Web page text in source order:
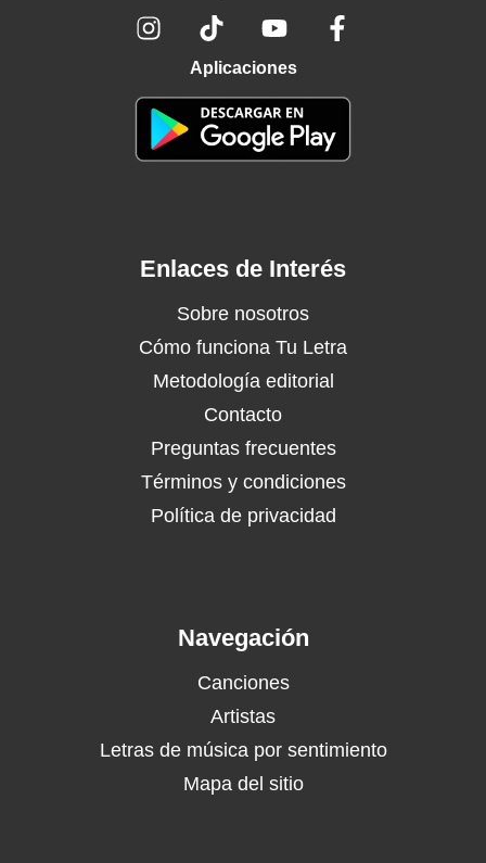
Aplicaciones
Enlaces de Interés
Sobre nosotros
Cómo funciona Tu Letra
Metodología editorial
Contacto
Preguntas frecuentes
Términos y condiciones
Política de privacidad
Navegación
Canciones
Artistas
Letras de música por sentimiento
Mapa del sitio